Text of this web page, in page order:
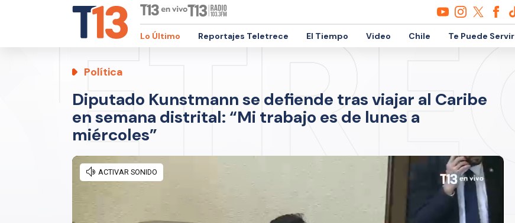
Lo Último Reportajes Teletrece El Tiempo Video Chile Te Puede Servir
Política
Diputado Kunstmann se defiende tras viajar al Caribe
en semana distrital: “Mi trabajo es de lunes a
miércoles”